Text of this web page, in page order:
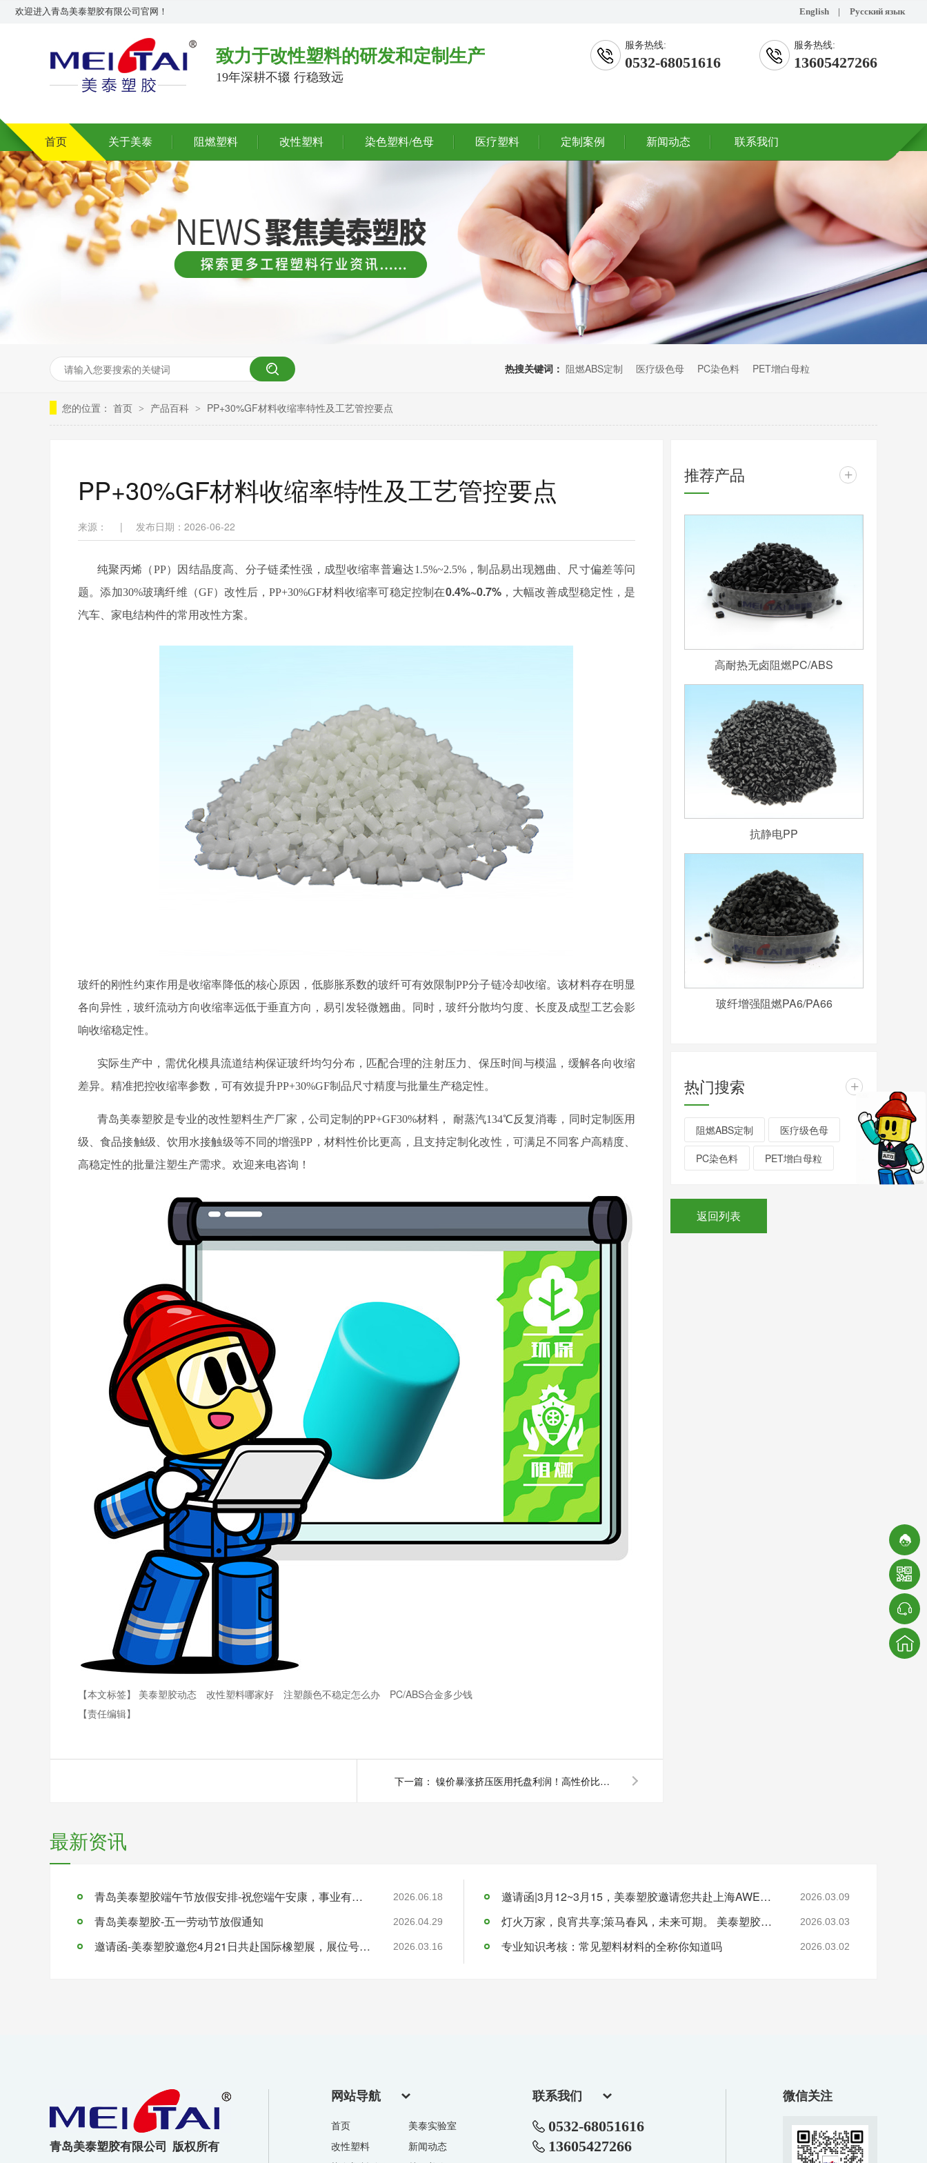
欢迎进入青岛美泰塑胶有限公司官网！ English | Русский язык
致力于改性塑料的研发和定制生产
19年深耕不辍 行稳致远
服务热线:
0532-68051616
服务热线:
13605427266
首页 关于美泰 阻燃塑料 改性塑料 染色塑料/色母 医疗塑料 定制案例 新闻动态 联系我们
热搜关键词： 阻燃ABS定制 医疗级色母 PC染色料 PET增白母粒
您的位置： 首页 > 产品百科 > PP+30%GF材料收缩率特性及工艺管控要点
PP+30%GF材料收缩率特性及工艺管控要点
来源： | 发布日期：2026-06-22
纯聚丙烯（PP）因结晶度高、分子链柔性强，成型收缩率普遍达1.5%~2.5%，制品易出现翘曲、尺寸偏差等问
题。添加30%玻璃纤维（GF）改性后，PP+30%GF材料收缩率可稳定控制在0.4%~0.7%，大幅改善成型稳定性，是
汽车、家电结构件的常用改性方案。
玻纤的刚性约束作用是收缩率降低的核心原因，低膨胀系数的玻纤可有效限制PP分子链冷却收缩。该材料存在明显
各向异性，玻纤流动方向收缩率远低于垂直方向，易引发轻微翘曲。同时，玻纤分散均匀度、长度及成型工艺会影
响收缩稳定性。
实际生产中，需优化模具流道结构保证玻纤均匀分布，匹配合理的注射压力、保压时间与模温，缓解各向收缩
差异。精准把控收缩率参数，可有效提升PP+30%GF制品尺寸精度与批量生产稳定性。
青岛美泰塑胶是专业的改性塑料生产厂家，公司定制的PP+GF30%材料， 耐蒸汽134℃反复消毒，同时定制医用
级、食品接触级、饮用水接触级等不同的增强PP，材料性价比更高，且支持定制化改性，可满足不同客户高精度、
高稳定性的批量注塑生产需求。欢迎来电咨询！
【本文标签】 美泰塑胶动态 改性塑料哪家好 注塑颜色不稳定怎么办
PC/ABS合金多少钱
【责任编辑】
下一篇： 镍价暴涨挤压医用托盘利润！高性价比PP+GF玻纤改性料，平替高端医用塑料优选
推荐产品 +
高耐热无卤阻燃PC/ABS
抗静电PP
玻纤增强阻燃PA6/PA66
热门搜索 +
阻燃ABS定制 医疗级色母
PC染色料 PET增白母粒
返回列表
最新资讯
青岛美泰塑胶端午节放假安排-祝您端午安康，事业有成！ 2026.06.18
青岛美泰塑胶-五一劳动节放假通知 2026.04.29
邀请函-美泰塑胶邀您4月21日共赴国际橡塑展，展位号4.2H12 2026.03.16
邀请函|3月12~3月15，美泰塑胶邀请您共赴上海AWE，展位号E2-2G71 2026.03.09
灯火万家，良宵共享;策马春风，未来可期。 美泰塑胶祝您:元宵节快乐 2026.03.03
专业知识考核：常见塑料材料的全称你知道吗 2026.03.02
青岛美泰塑胶有限公司 版权所有
网站导航
首页
美泰实验室
改性塑料
新闻动态
联系我们
0532-68051616
13605427266
微信关注